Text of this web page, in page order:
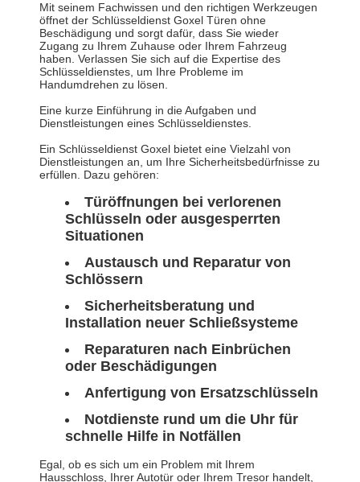
Mit seinem Fachwissen und den richtigen Werkzeugen
öffnet der Schlüsseldienst Goxel Türen ohne
Beschädigung und sorgt dafür, dass Sie wieder
Zugang zu Ihrem Zuhause oder Ihrem Fahrzeug
haben. Verlassen Sie sich auf die Expertise des
Schlüsseldienstes, um Ihre Probleme im
Handumdrehen zu lösen.
Eine kurze Einführung in die Aufgaben und
Dienstleistungen eines Schlüsseldienstes.
Ein Schlüsseldienst Goxel bietet eine Vielzahl von
Dienstleistungen an, um Ihre Sicherheitsbedürfnisse zu
erfüllen. Dazu gehören:
Türöffnungen bei verlorenen
Schlüsseln oder ausgesperrten
Situationen
Austausch und Reparatur von
Schlössern
Sicherheitsberatung und
Installation neuer Schließsysteme
Reparaturen nach Einbrüchen
oder Beschädigungen
Anfertigung von Ersatzschlüsseln
Notdienste rund um die Uhr für
schnelle Hilfe in Notfällen
Egal, ob es sich um ein Problem mit Ihrem
Hausschloss, Ihrer Autotür oder Ihrem Tresor handelt,